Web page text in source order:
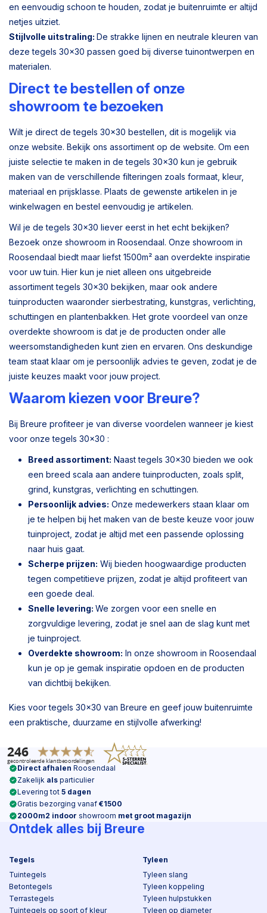
en eenvoudig schoon te houden, zodat je buitenruimte er altijd
netjes uitziet.
Stijlvolle uitstraling: De strakke lijnen en neutrale kleuren van
deze tegels 30x30 passen goed bij diverse tuinontwerpen en
materialen.
Direct te bestellen of onze
showroom te bezoeken
Wilt je direct de tegels 30x30 bestellen, dit is mogelijk via
onze website. Bekijk ons assortiment op de website. Om een
juiste selectie te maken in de tegels 30x30 kun je gebruik
maken van de verschillende filteringen zoals formaat, kleur,
materiaal en prijsklasse. Plaats de gewenste artikelen in je
winkelwagen en bestel eenvoudig je artikelen.
Wil je de tegels 30x30 liever eerst in het echt bekijken?
Bezoek onze showroom in Roosendaal. Onze showroom in
Roosendaal biedt maar liefst 1500m² aan overdekte inspiratie
voor uw tuin. Hier kun je niet alleen ons uitgebreide
assortiment tegels 30x30 bekijken, maar ook andere
tuinproducten waaronder sierbestrating, kunstgras, verlichting,
schuttingen en plantenbakken. Het grote voordeel van onze
overdekte showroom is dat je de producten onder alle
weersomstandigheden kunt zien en ervaren. Ons deskundige
team staat klaar om je persoonlijk advies te geven, zodat je de
juiste keuzes maakt voor jouw project.
Waarom kiezen voor Breure?
Bij Breure profiteer je van diverse voordelen wanneer je kiest
voor onze tegels 30x30 :
Breed assortiment: Naast tegels 30x30 bieden we ook
een breed scala aan andere tuinproducten, zoals split,
grind, kunstgras, verlichting en schuttingen.
Persoonlijk advies: Onze medewerkers staan klaar om
je te helpen bij het maken van de beste keuze voor jouw
tuinproject, zodat je altijd met een passende oplossing
naar huis gaat.
Scherpe prijzen: Wij bieden hoogwaardige producten
tegen competitieve prijzen, zodat je altijd profiteert van
een goede deal.
Snelle levering: We zorgen voor een snelle en
zorgvuldige levering, zodat je snel aan de slag kunt met
je tuinproject.
Overdekte showroom: In onze showroom in Roosendaal
kun je op je gemak inspiratie opdoen en de producten
van dichtbij bekijken.
Kies voor tegels 30x30 van Breure en geef jouw buitenruimte
een praktische, duurzame en stijlvolle afwerking!
Direct afhalen Roosendaal
Zakelijk als particulier
Levering tot 5 dagen
Gratis bezorging vanaf €1500
2000m2 indoor showroom met groot magazijn
Ontdek alles bij Breure
Tegels
Tuintegels
Betontegels
Terrastegels
Tuintegels op soort of kleur
Tyleen
Tyleen slang
Tyleen koppeling
Tyleen hulpstukken
Tyleen op diameter